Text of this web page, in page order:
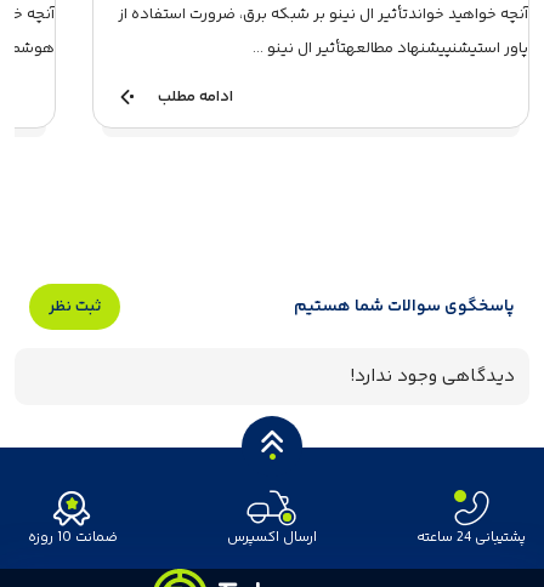
آنچه خواهید خواندتأثیر ال نینو بر شبکه برق، ضرورت استفاده از
پاور استیشنپیشنهاد مطالعهتأثیر ال نینو ...
ادامه مطلب
آنچه
هوشمند
پاسخگوی سوالات شما هستیم ثبت نظر
دیدگاهی وجود ندارد!
پشتیبانی 24 ساعته ارسال اکسپرس ضمانت 10 روزه